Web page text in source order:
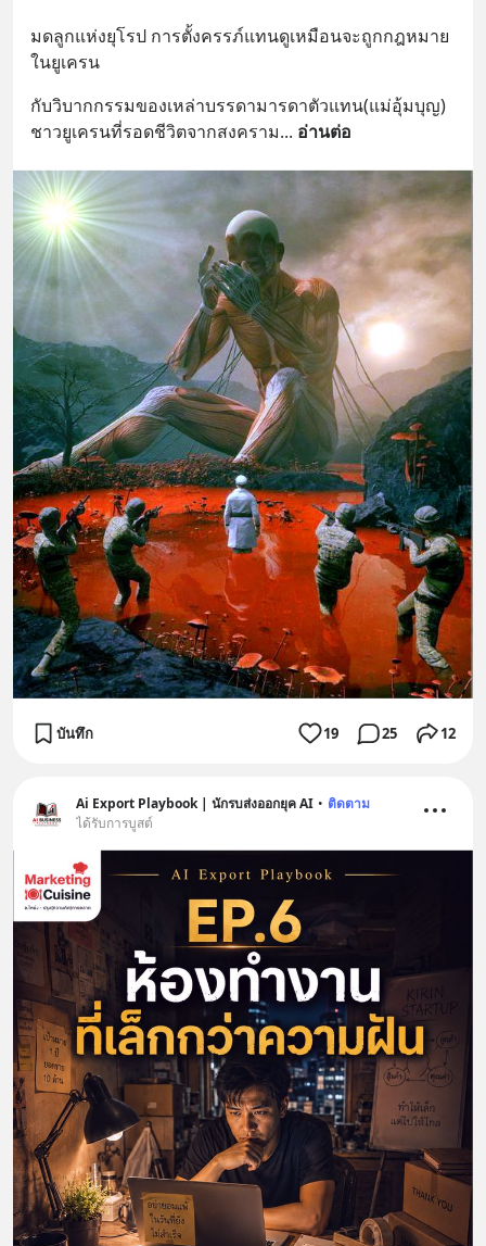
มดลูกแห่งยุโรป การตั้งครรภ์แทนดูเหมือนจะถูกกฎหมาย
ในยูเครน
กับวิบากกรรมของเหล่าบรรดามารดาตัวแทน(แม่อุ้มบุญ)​
ชาวยูเครนที่รอดชีวิตจากสงคราม... อ่านต่อ
บันทึก 19 25 12
Ai Export Playbook | นักรบส่งออกยุค AI • ติดตาม
ได้รับการบูสต์